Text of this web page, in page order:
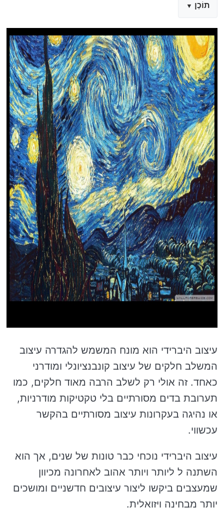
תוֹכֶן
עיצוב היברידי הוא מונח המשמש להגדרה עיצוב
המשלב חלקים של עיצוב קונבנציונלי ומודרני
כאחד. זה אולי רק לשלב הרבה מאוד חלקים, כמו
תערובת בדים מסורתיים בלי טקטיקות מודרניות,
או נהיגה בעקרונות עיצוב מסורתיים בהקשר
עכשווי.
עיצוב היברידי נוכחי כבר טונות של שנים, אך הוא
השתנה ל ליותר ויותר אהוב לאחרונה מכיוון
שמעצבים ביקשו ליצור עיצובים חדשניים ומושכים
יותר מבחינה ויזואלית.